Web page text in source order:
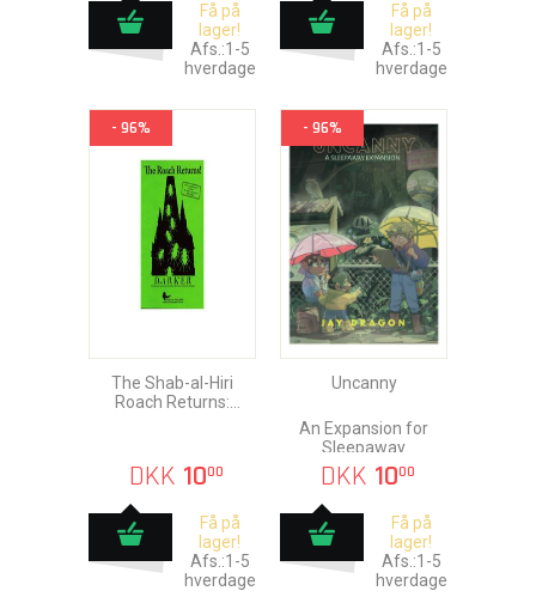
Få på
lager!
Afs.:1-5
hverdage
Få på
lager!
Afs.:1-5
hverdage
- 96%
The Shab-al-Hiri
Roach Returns:
DKK 1000
Få på
lager!
Afs.:1-5
hverdage
- 96%
Uncanny
An Expansion for
Sleepaway
DKK 1000
Få på
lager!
Afs.:1-5
hverdage